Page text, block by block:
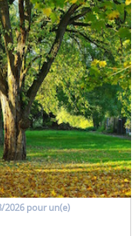
2026 pour un(e)